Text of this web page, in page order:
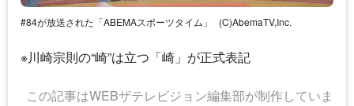
#84が放送された「ABEMAスポーツタイム」 (C)AbemaTV,Inc.
※川崎宗則の“崎”は立つ「崎」が正式表記
この記事はWEBザテレビジョン編集部が制作していま